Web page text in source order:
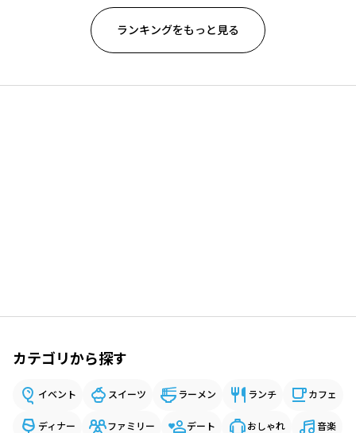
ランキングをもっと見る
カテゴリから探す
イベント スイーツ ラーメン ランチ カフェ
ディナー ファミリー デート おしゃれ 音楽